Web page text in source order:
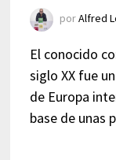
porAlfred
El conocido
siglo XX fue
de Europa
base de unas